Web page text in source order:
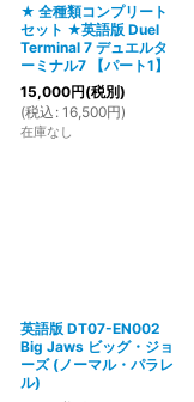
★ 全種類コンプリート
セット ★英語版 Duel
Terminal 7 デュエルタ
ーミナル7 【パート1】
15,000円(税別)
(税込 : 16,500円)
在庫なし
英語版 DT07-EN002
Big Jaws ビッグ・ジョ
ーズ (ノーマル・パラレ
ル)